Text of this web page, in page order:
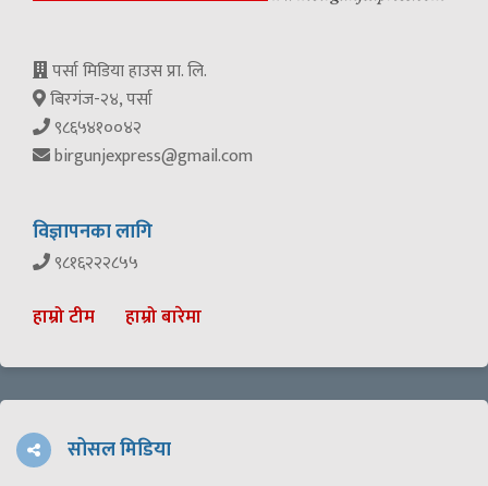
पर्सा मिडिया हाउस प्रा. लि.
बिरगंज-२४, पर्सा
९८६५४१००४२
birgunjexpress@gmail.com
विज्ञापनका लागि
९८१६२२२८५५
हाम्रो टीम हाम्रो बारेमा
सोसल मिडिया